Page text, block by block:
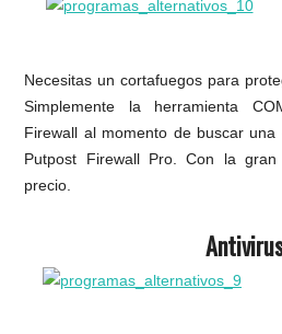
Necesitas un cortafuegos para
Simplemente la herramienta
Firewall al momento de buscar
Putpost Firewall Pro. Con la
precio.